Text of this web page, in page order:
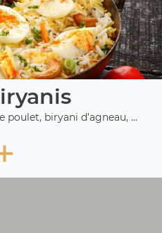
poulet, biryani d'agneau, ...